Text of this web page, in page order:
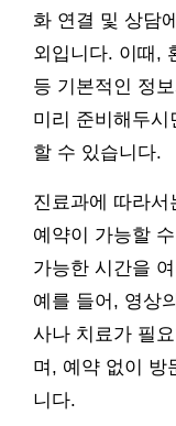
화 연결 및 상담
외입니다. 이때,
등 기본적인 정
미리 준비해두
할 수 있습니다.
진료과에 따라
예약이 가능할
가능한 시간을
예를 들어, 영상
사나 치료가 필
며, 예약 없이 방
니다.